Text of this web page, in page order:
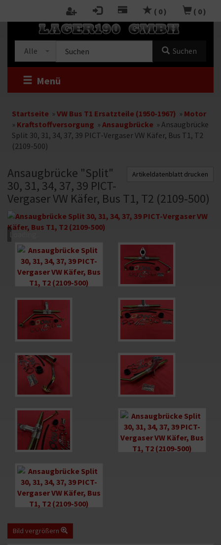
( 0 ) ( 0 )
Alle
Shop
Suchen
Menü
Startseite » VW Bus T1 Ersatzteile (1950-1967) » Motor
» Kraftstoffversorgung » Ansaugbrücke » Ansaugbrücke
Split 30, 31, 34, 37, 39 PICT-Vergaser VW Käfer, Bus T1, T2
(2109-500)
Artikeldatenblatt drucken
Ansaugbrücke "Split"
30, 31, 34, 37, 39 PICT-
Vergaser VW Käfer, Bus T1, T2 (2109-500)
Loading...
vergrößern
vergrößern
vergrößern
vergrößern
vergrößern
vergrößern
vergrößern
vergrößern
Bild vergrößern